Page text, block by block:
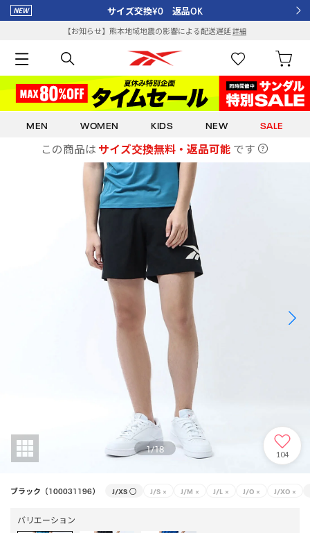
サイズ交換¥0 返品OK
【お知らせ】熊本地域地震の影響による配送遅延詳細
MEN WOMEN KIDS NEW SALE
この商品は サイズ交換無料・返品可能 です
1/18 104
ブラック（100031196） J/XS ○ J/S × J/M × J/L × J/O × J/XO ×
バリエーション